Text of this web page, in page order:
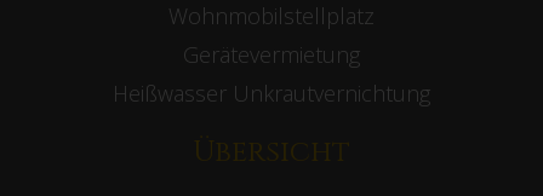
Wohnmobilstellplatz
Gerätevermietung
Heißwasser Unkrautvernichtung
Übersicht